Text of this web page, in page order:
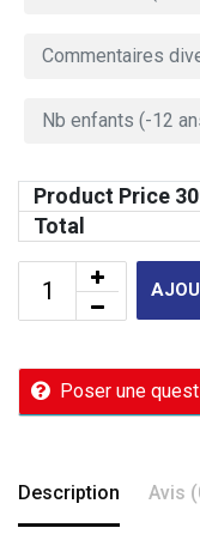
Product Price
Total
Poser une
Description Avis